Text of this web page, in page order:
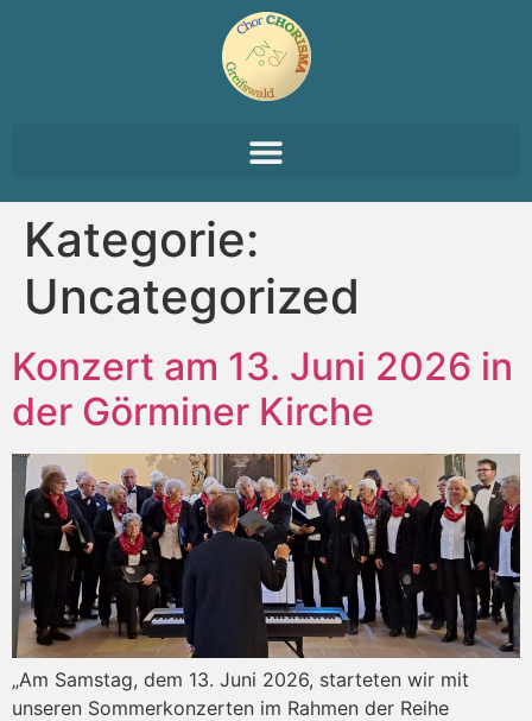
Kategorie:
Uncategorized
Konzert am 13. Juni 2026 in
der Görminer Kirche
„Am Samstag, dem 13. Juni 2026, starteten wir mit
unseren Sommerkonzerten im Rahmen der Reihe